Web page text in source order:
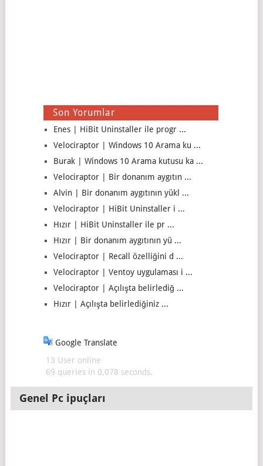
Son Yorumlar
Enes | HiBit Uninstaller ile progr ...
Velociraptor | Windows 10 Arama ku ...
Burak | Windows 10 Arama kutusu ka ...
Velociraptor | Bir donanım aygıtın ...
Alvin | Bir donanım aygıtının yükl ...
Velociraptor | HiBit Uninstaller i ...
Hızır | HiBit Uninstaller ile pr ...
Hızır | Bir donanım aygıtının yü ...
Velociraptor | Recall özelliğini d ...
Velociraptor | Ventoy uygulaması i ...
Velociraptor | Açılışta belirlediğ ...
Hızır | Açılışta belirlediğiniz ...
Google Translate
13 User online
69 queries in 0,078 seconds.
Genel Pc ipuçları